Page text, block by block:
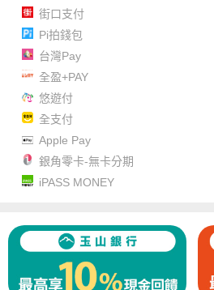
街口支付
Pi拍錢包
台灣Pay
全盈+PAY
悠遊付
全支付
Apple Pay
銀角零卡-無卡分期
iPASS MONEY